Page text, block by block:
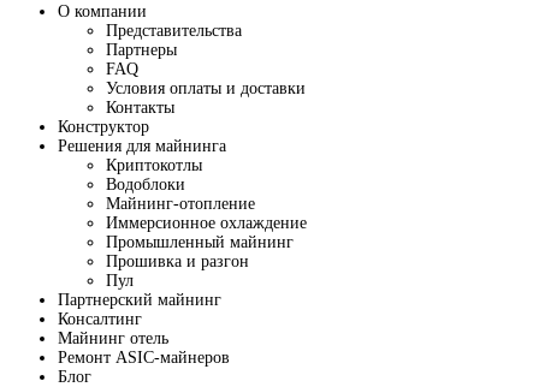
О компании
Представительства
Партнеры
FAQ
Условия оплаты и доставки
Контакты
Конструктор
Решения для майнинга
Криптокотлы
Водоблоки
Майнинг-отопление
Иммерсионное охлаждение
Промышленный майнинг
Прошивка и разгон
Пул
Партнерский майнинг
Консалтинг
Майнинг отель
Ремонт ASIC-майнеров
Блог